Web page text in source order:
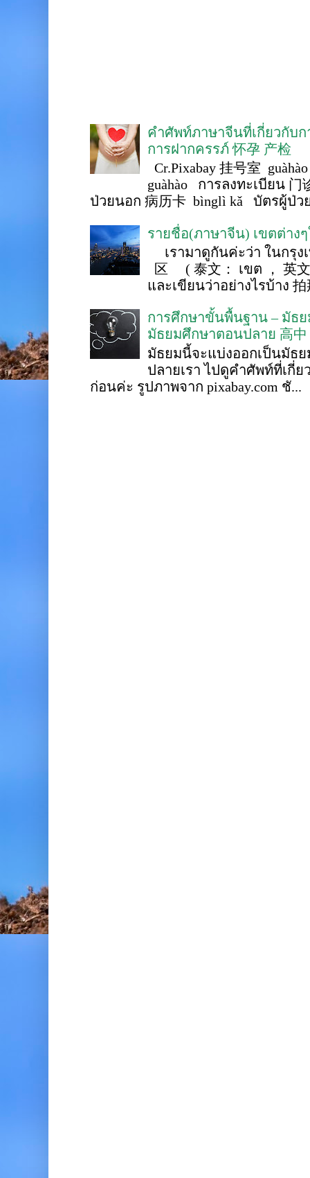
คำศัพท์ภาษาจีนที่เกี่ยวกับ
การฝากครรภ์ 怀孕 产检
Cr.Pixabay 挂号室
guàhào การลงทะเบียน 门
ป่วยนอก 病历卡 bìnglì kǎ บัตรผู้ป่ว
รายชื่อ(ภาษาจีน) เขตต่าง
เรามาดูกันค่ะว่า ในกรุง
区 ( 泰文： เขต ， 英
และเขียนว่าอย่างไรบ้าง 拍
การศึกษาขั้นพื้นฐาน – มัธ
มัธยมศึกษาตอนปลาย 高中
มัธยมนี้จะแบ่งออกเป็นมัธ
ปลายเรา ไปดูคำศัพท์ที่เกี่
ก่อนค่ะ รูปภาพจาก pixabay.com ชั...